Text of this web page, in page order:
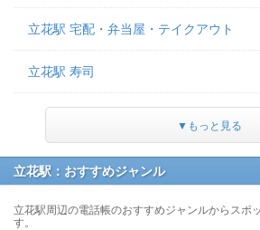
立花駅 宅配・弁当屋・テイクアウト
立花駅 寿司
▼もっと見る
立花駅：おすすめジャンル
立花駅周辺の電話帳のおすすめジャンルからスポ
す。